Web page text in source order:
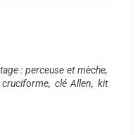
: perceuse et mèche,
clé Allen, kit